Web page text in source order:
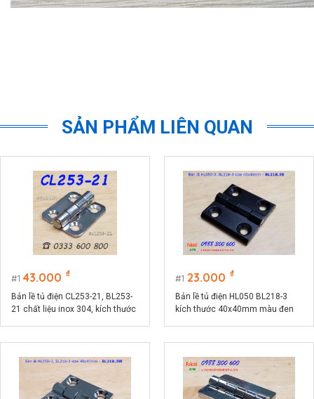
SẢN PHẨM LIÊN QUAN
1 43.000 ₫
Bản lề tủ điện CL253-21, BL253-
21 chất liệu inox 304, kích thước
1 23.000 ₫
Bản lề tủ điện HL050 BL218-3
kích thước 40x40mm màu đen